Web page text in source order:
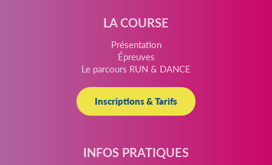
LA COURSE
Présentation
Épreuves
Le parcours RUN & DANCE
Inscriptions & Tarifs
INFOS PRATIQUES